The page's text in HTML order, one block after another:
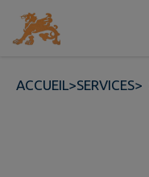
Contenu
ACCUEIL>SERVICES>